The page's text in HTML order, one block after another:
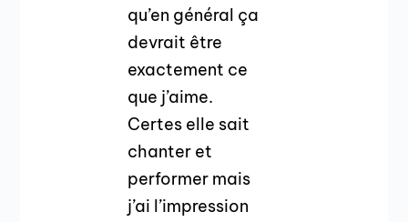
qu’en général ça
devrait être
exactement ce
que j’aime.
Certes elle sait
chanter et
performer mais
j’ai l’impression